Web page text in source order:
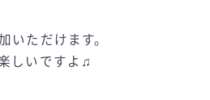
いただけます。
しいですよ♫